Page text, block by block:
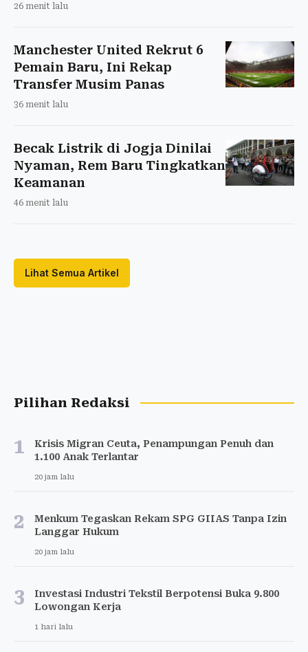
26 menit lalu
Manchester United Rekrut 6
Pemain Baru, Ini Rekap
Transfer Musim Panas
36 menit lalu
Becak Listrik di Jogja Dinilai
Nyaman, Rem Baru Tingkatkan
Keamanan
46 menit lalu
Lihat Semua Artikel
Pilihan Redaksi
1
Krisis Migran Ceuta, Penampungan Penuh dan
1.100 Anak Terlantar
20 jam lalu
2
Menkum Tegaskan Rekam SPG GIIAS Tanpa Izin
Langgar Hukum
20 jam lalu
3
Investasi Industri Tekstil Berpotensi Buka 9.800
Lowongan Kerja
1 hari lalu